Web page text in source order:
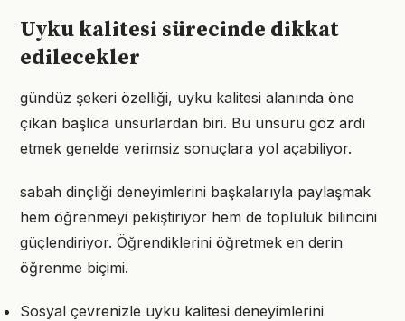
Uyku kalitesi sürecinde dikkat
edilecekler
gündüz şekeri özelliği, uyku kalitesi alanında öne
çıkan başlıca unsurlardan biri. Bu unsuru göz ardı
etmek genelde verimsiz sonuçlara yol açabiliyor.
sabah dinçliği deneyimlerini başkalarıyla paylaşmak
hem öğrenmeyi pekiştiriyor hem de topluluk bilincini
güçlendiriyor. Öğrendiklerini öğretmek en derin
öğrenme biçimi.
Sosyal çevrenizle uyku kalitesi deneyimlerini